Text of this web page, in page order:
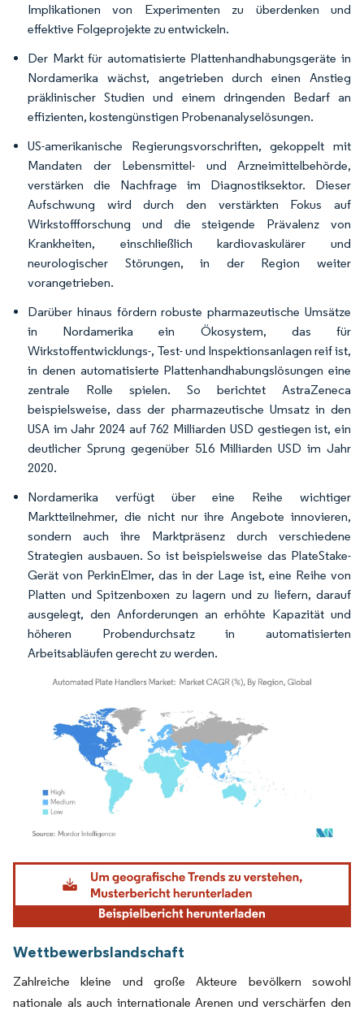
Implikationen von Experimenten zu überdenken und
effektive Folgeprojekte zu entwickeln.
Der Markt für automatisierte Plattenhandhabungsgeräte in
Nordamerika wächst, angetrieben durch einen Anstieg
präklinischer Studien und einem dringenden Bedarf an
effizienten, kostengünstigen Probenanalyselösungen.
US-amerikanische Regierungsvorschriften, gekoppelt mit
Mandaten der Lebensmittel- und Arzneimittelbehörde,
verstärken die Nachfrage im Diagnostiksektor. Dieser
Aufschwung wird durch den verstärkten Fokus auf
Wirkstoffforschung und die steigende Prävalenz von
Krankheiten, einschließlich kardiovaskulärer und
neurologischer Störungen, in der Region weiter
vorangetrieben.
Darüber hinaus fördern robuste pharmazeutische Umsätze
in Nordamerika ein Ökosystem, das für
Wirkstoffentwicklungs-, Test- und Inspektionsanlagen reif ist,
in denen automatisierte Plattenhandhabungslösungen eine
zentrale Rolle spielen. So berichtet AstraZeneca
beispielsweise, dass der pharmazeutische Umsatz in den
USA im Jahr 2024 auf 762 Milliarden USD gestiegen ist, ein
deutlicher Sprung gegenüber 516 Milliarden USD im Jahr
2020.
Nordamerika verfügt über eine Reihe wichtiger
Marktteilnehmer, die nicht nur ihre Angebote innovieren,
sondern auch ihre Marktpräsenz durch verschiedene
Strategien ausbauen. So ist beispielsweise das PlateStake-
Gerät von PerkinElmer, das in der Lage ist, eine Reihe von
Platten und Spitzenboxen zu lagern und zu liefern, darauf
ausgelegt, den Anforderungen an erhöhte Kapazität und
höheren Probendurchsatz in automatisierten
Arbeitsabläufen gerecht zu werden.
Bild © Mordor Intelligence. Wiederverwendung erfordert Namensnennung gemäß
Wettbewerbslandschaft
Zahlreiche kleine und große Akteure bevölkern sowohl
nationale als auch internationale Arenen und verschärfen den